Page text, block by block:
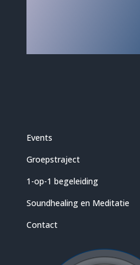
Events
Groepstraject
1-op-1 begeleiding
Soundhealing en Meditatie
Contact